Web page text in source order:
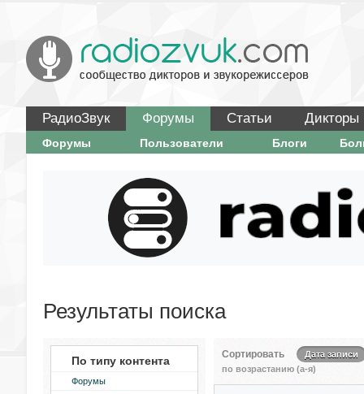
РадиоЗвук Форумы Статьи Дикторы
Форумы Пользователи Блоги
Результаты поиска
По типу контента
Форумы
Сортировать
Дата записи
по возрастанию (а-я)